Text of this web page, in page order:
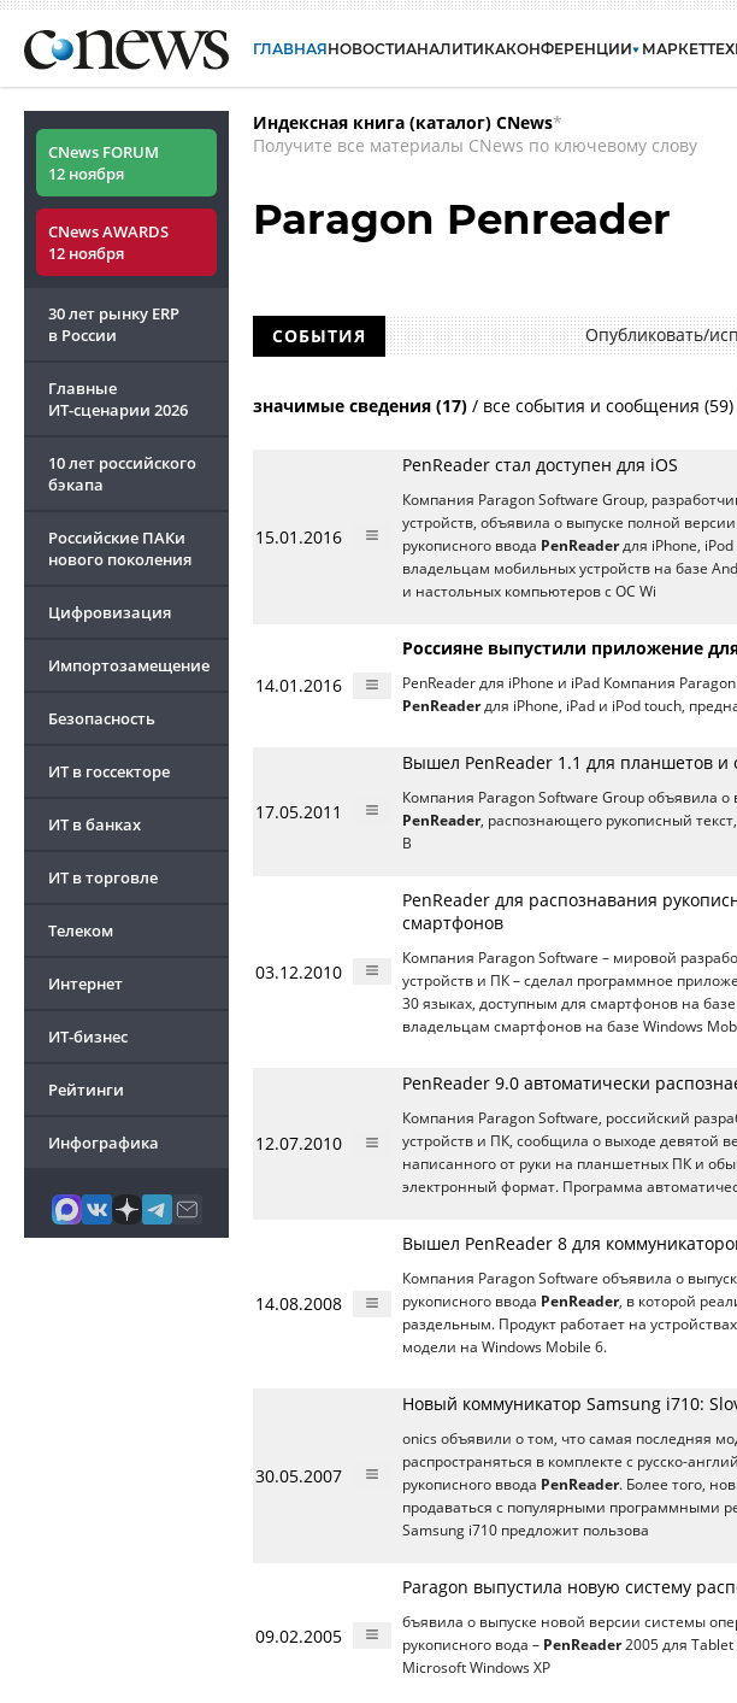
ГЛАВНАЯНОВОСТИАНАЛИТИКАКОНФЕРЕНЦИИ МАРКЕТ
CNews FORUM
12 ноября
CNews AWARDS
12 ноября
30 лет рынку ERP
в России
Главные
ИТ-сценарии 2026
10 лет российского
бэкапа
Российские ПАКи
нового поколения
Цифровизация
Импортозамещение
Безопасность
ИТ в госсекторе
ИТ в банках
ИТ в торговле
Телеком
Интернет
ИТ-бизнес
Рейтинги
Инфографика
Индексная книга (каталог) CNews*
Получите все материалы CNews по ключевому слову
Paragon Penreader
СОБЫТИЯ Опубликовать/
значимые сведения (17) / все события и сообщения (59)
15.01.2016
PenReader стал доступен для iOS
Компания Paragon Software Group,
устройств, объявила о выпуске полной
рукописного ввода PenReaderдля iPhone, iPod
владельцам мобильных устройств на базе
и настольных компьютеров с ОС Wi
14.01.2016
Россияне выпустили приложение
PenReader для iPhone и iPad Компания
PenReaderдля iPhone, iPad и iPod touch,
17.05.2011
Вышел PenReader 1.1 для планшетов
Компания Paragon Software Group объявила
PenReader, распознающего рукописный
В
03.12.2010
PenReader для распознавания
смартфонов
Компания Paragon Software – мировой
устройств и ПК – сделал программное
30 языках, доступным для смартфонов на
владельцам смартфонов на базе Windows
12.07.2010
PenReader 9.0 автоматически
Компания Paragon Software, российский
устройств и ПК, сообщила о выходе девятой
написанного от руки на планшетных ПК и
электронный формат. Программа
14.08.2008
Вышел PenReader 8 для
Компания Paragon Software объявила о
рукописного ввода PenReader, в которой
раздельным. Продукт работает на
модели на Windows Mobile 6.
30.05.2007
Новый коммуникатор Samsung i710:
onics объявили о том, что самая последняя
распространяться в комплекте с русско-
рукописного ввода PenReader. Более того,
продаваться с популярными программными
Samsung i710 предложит пользова
09.02.2005
Paragon выпустила новую систему
бъявила о выпуске новой версии системы
рукописного вода – PenReader2005 для
Microsoft Windows XP